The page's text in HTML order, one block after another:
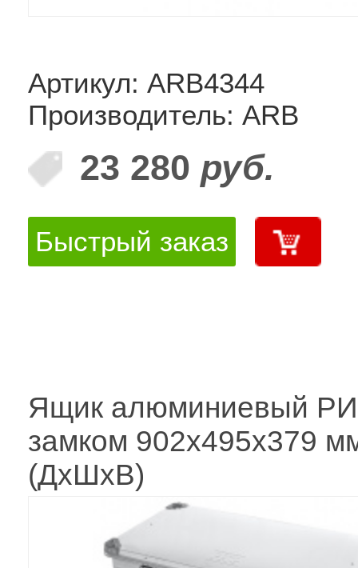
Артикул: ARB4344
Производитель: ARB
23 280 руб.
Быстрый заказ
Ящик алюминиевый
замком 902х495х379
(ДхШхВ)